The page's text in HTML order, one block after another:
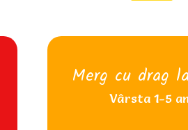
Merg cu drag
Vârsta 1-5